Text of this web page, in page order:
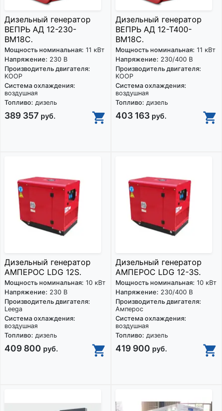
Дизельный генератор
ВЕПРЬ АД 12-230-
ВМ18C.
Мощность номинальная: 11 кВт
Напряжение: 230 В
Производитель двигателя:
KOOP
Система охлаждения:
воздушная
Топливо: дизель
389 357 руб.
Дизельный генератор
ВЕПРЬ АД 12-Т400-
ВМ18С.
Мощность номинальная: 11 кВт
Напряжение: 230/400 В
Производитель двигателя:
KOOP
Система охлаждения:
воздушная
Топливо: дизель
403 163 руб.
Дизельный генератор
АМПЕРОС LDG 12S.
Мощность номинальная: 10 кВт
Напряжение: 230 В
Производитель двигателя:
Leega
Система охлаждения:
воздушная
Топливо: дизель
409 800 руб.
Дизельный генератор
АМПЕРОС LDG 12-3S.
Мощность номинальная: 10 кВт
Напряжение: 230/400 В
Производитель двигателя:
Амперос
Система охлаждения:
воздушная
Топливо: дизель
419 900 руб.